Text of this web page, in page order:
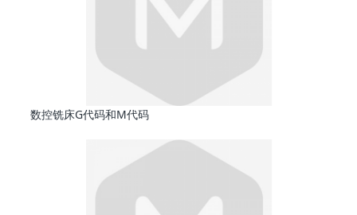
数控铣床G代码和M代码